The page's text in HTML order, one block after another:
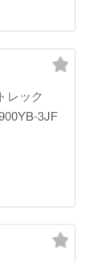
レック
3JF